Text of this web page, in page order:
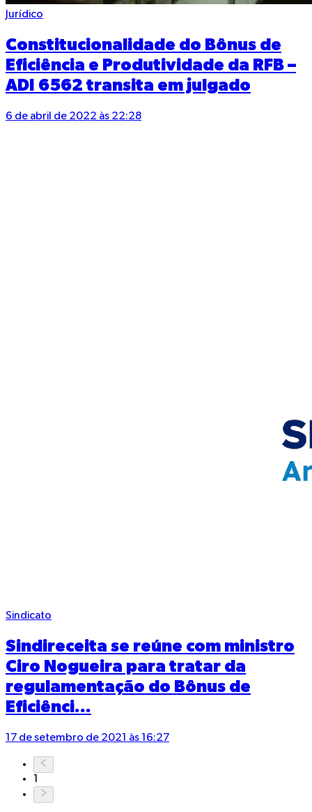
Jurídico
Constitucionalidade do Bônus de
Eficiência e Produtividade da RFB –
ADI 6562 transita em julgado
6 de abril de 2022 às 22:28
Sindicato
Sindireceita se reúne com ministro
Ciro Nogueira para tratar da
regulamentação do Bônus de
Eficiênci...
17 de setembro de 2021 às 16:27
1